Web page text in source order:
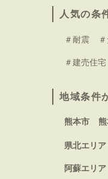
人気の条
＃耐震
＃建売住宅
地域条件
熊本市
県北エリア
阿蘇エリア